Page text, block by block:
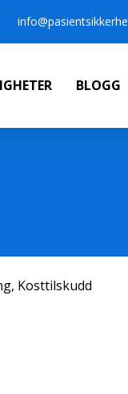
BLOGG
, Kosttilskudd